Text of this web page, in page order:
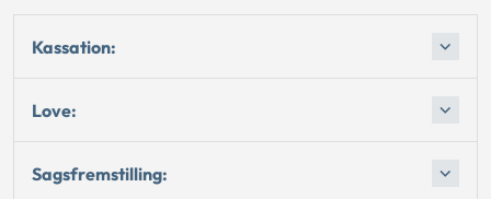
Kassation:
Love:
Sagsfremstilling: